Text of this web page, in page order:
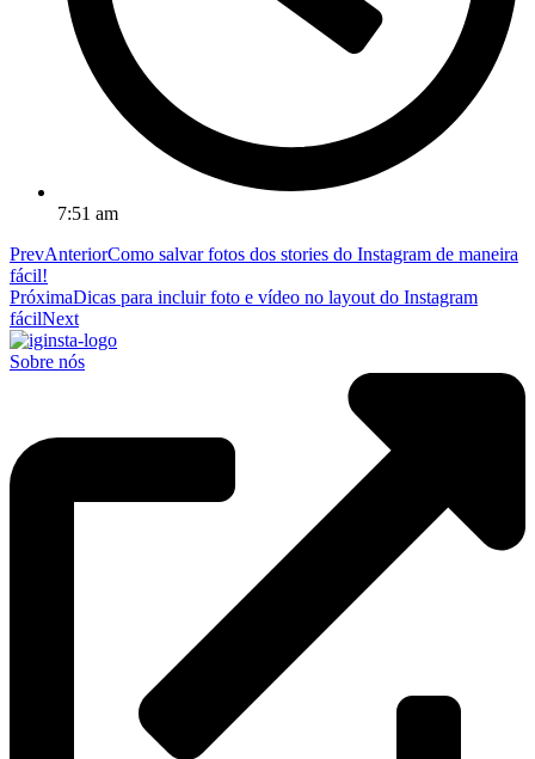
7:51 am
PrevAnteriorComo salvar fotos dos stories do Instagram de maneira
fácil!
PróximaDicas para incluir foto e vídeo no layout do Instagram
fácilNext
Sobre nós